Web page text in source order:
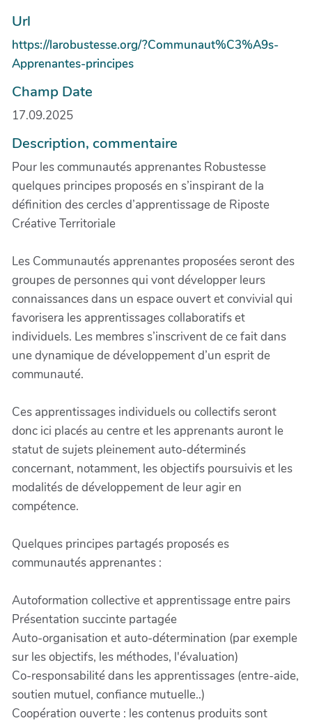
Url
https://larobustesse.org/?Communaut%C3%A9s-
Apprenantes-principes
Champ Date
17.09.2025
Description, commentaire
Pour les communautés apprenantes Robustesse
quelques principes proposés en s’inspirant de la
définition des cercles d’apprentissage de Riposte
Créative Territoriale
Les Communautés apprenantes proposées seront des
groupes de personnes qui vont développer leurs
connaissances dans un espace ouvert et convivial qui
favorisera les apprentissages collaboratifs et
individuels. Les membres s’inscrivent de ce fait dans
une dynamique de développement d’un esprit de
communauté.
Ces apprentissages individuels ou collectifs seront
donc ici placés au centre et les apprenants auront le
statut de sujets pleinement auto-déterminés
concernant, notamment, les objectifs poursuivis et les
modalités de développement de leur agir en
compétence.
Quelques principes partagés proposés es
communautés apprenantes :
Autoformation collective et apprentissage entre pairs
Présentation succinte partagée
Auto-organisation et auto-détermination (par exemple
sur les objectifs, les méthodes, l'évaluation)
Co-responsabilité dans les apprentissages (entre-aide,
soutien mutuel, confiance mutuelle..)
Coopération ouverte : les contenus produits sont